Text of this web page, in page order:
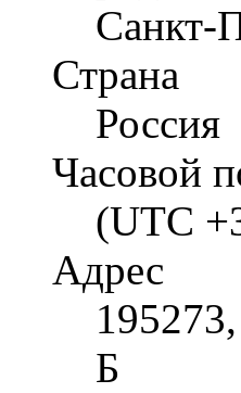
Санкт-
Страна
Россия
Часовой
(UTC
Адрес
Б